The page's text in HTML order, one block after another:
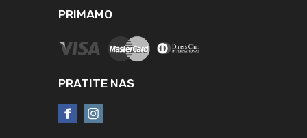
PRIMAMO
PRATITE NAS